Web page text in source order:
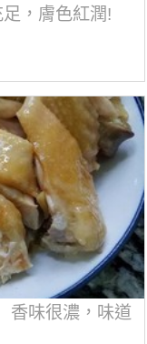
，膚色紅潤!
香味很濃，味道